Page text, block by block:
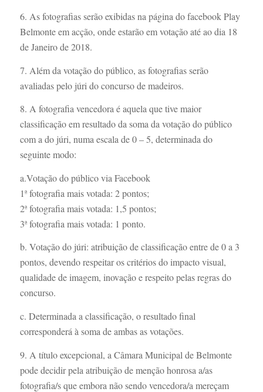
6. As fotografias serão exibidas na página do facebook Play
Belmonte em acção, onde estarão em votação até ao dia 18
de Janeiro de 2018.
7. Além da votação do público, as fotografias serão
avaliadas pelo júri do concurso de madeiros.
8. A fotografia vencedora é aquela que tive maior
classificação em resultado da soma da votação do público
com a do júri, numa escala de 0 – 5, determinada do
seguinte modo:
a.Votação do público via Facebook
1ª fotografia mais votada: 2 pontos;
2ª fotografia mais votada: 1,5 pontos;
3ª fotografia mais votada: 1 ponto.
b. Votação do júri: atribuição de classificação entre de 0 a 3
pontos, devendo respeitar os critérios do impacto visual,
qualidade de imagem, inovação e respeito pelas regras do
concurso.
c. Determinada a classificação, o resultado final
corresponderá à soma de ambas as votações.
9. A título excepcional, a Câmara Municipal de Belmonte
pode decidir pela atribuição de menção honrosa a/as
fotografia/s que embora não sendo vencedora/a mereçam